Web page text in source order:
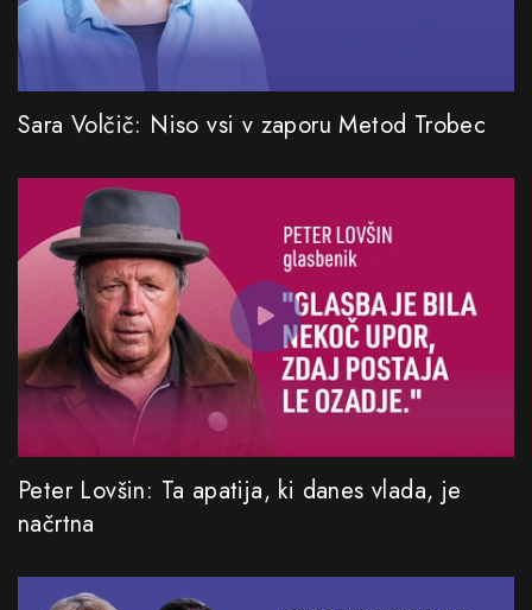
Sara Volčič: Niso vsi v zaporu Metod Trobec
Peter Lovšin: Ta apatija, ki danes vlada, je
načrtna